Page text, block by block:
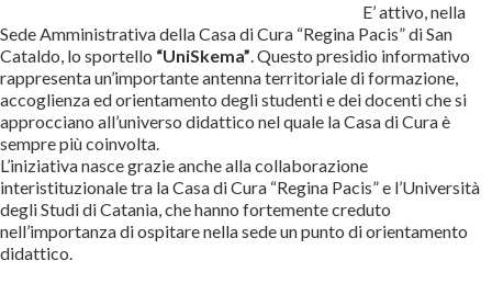
E’ attivo, nella
Sede Amministrativa della Casa di Cura “Regina Pacis” di San
Cataldo, lo sportello “UniSkema”. Questo presidio informativo
rappresenta un’importante antenna territoriale di formazione,
accoglienza ed orientamento degli studenti e dei docenti che si
approcciano all’universo didattico nel quale la Casa di Cura è
sempre più coinvolta.
L’iniziativa nasce grazie anche alla collaborazione
interistituzionale tra la Casa di Cura “Regina Pacis” e l’Università
degli Studi di Catania, che hanno fortemente creduto
nell’importanza di ospitare nella sede un punto di orientamento
didattico.